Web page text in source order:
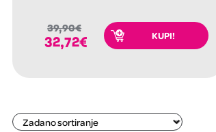
39,90€
32,72€ KUPI!